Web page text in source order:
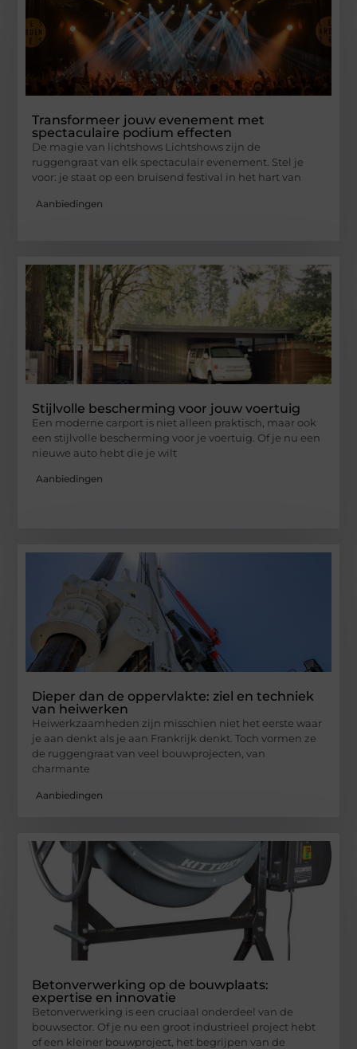
Transformeer jouw evenement met
spectaculaire podium effecten
De magie van lichtshows Lichtshows zijn de
ruggengraat van elk spectaculair evenement. Stel je
voor: je staat op een bruisend festival in het hart van
Aanbiedingen
Stijlvolle bescherming voor jouw voertuig
Een moderne carport is niet alleen praktisch, maar ook
een stijlvolle bescherming voor je voertuig. Of je nu een
nieuwe auto hebt die je wilt
Aanbiedingen
Dieper dan de oppervlakte: ziel en techniek
van heiwerken
Heiwerkzaamheden zijn misschien niet het eerste waar
je aan denkt als je aan Frankrijk denkt. Toch vormen ze
de ruggengraat van veel bouwprojecten, van
charmante
Aanbiedingen
Betonverwerking op de bouwplaats:
expertise en innovatie
Betonverwerking is een cruciaal onderdeel van de
bouwsector. Of je nu een groot industrieel project hebt
of een kleiner bouwproject, het begrijpen van de